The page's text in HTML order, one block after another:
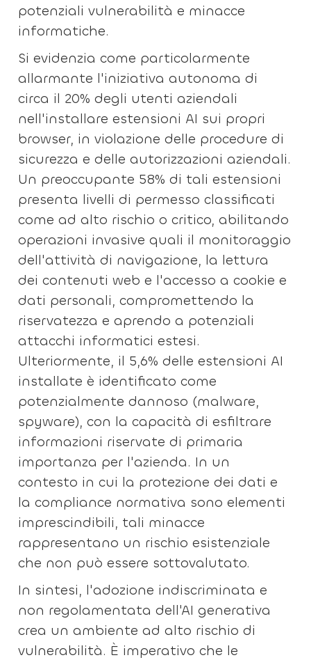
potenziali vulnerabilità e minacce
informatiche.
Si evidenzia come particolarmente
allarmante l'iniziativa autonoma di
circa il 20% degli utenti aziendali
nell'installare estensioni AI sui propri
browser, in violazione delle procedure di
sicurezza e delle autorizzazioni aziendali.
Un preoccupante 58% di tali estensioni
presenta livelli di permesso classificati
come ad alto rischio o critico, abilitando
operazioni invasive quali il monitoraggio
dell'attività di navigazione, la lettura
dei contenuti web e l'accesso a cookie e
dati personali, compromettendo la
riservatezza e aprendo a potenziali
attacchi informatici estesi.
Ulteriormente, il 5,6% delle estensioni AI
installate è identificato come
potenzialmente dannoso (malware,
spyware), con la capacità di esfiltrare
informazioni riservate di primaria
importanza per l'azienda. In un
contesto in cui la protezione dei dati e
la compliance normativa sono elementi
imprescindibili, tali minacce
rappresentano un rischio esistenziale
che non può essere sottovalutato.
In sintesi, l'adozione indiscriminata e
non regolamentata dell'AI generativa
crea un ambiente ad alto rischio di
vulnerabilità. È imperativo che le